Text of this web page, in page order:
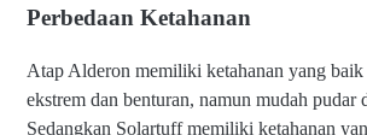
Perbedaan Ketahanan
Atap Alderon memiliki ketahanan yang baik
ekstrem dan benturan, namun mudah pudar
Sedangkan Solartuff memiliki ketahanan